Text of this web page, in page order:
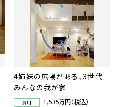
4姉妹の広場がある、3世代
みんなの我が家
費用 1,535万円（税込）